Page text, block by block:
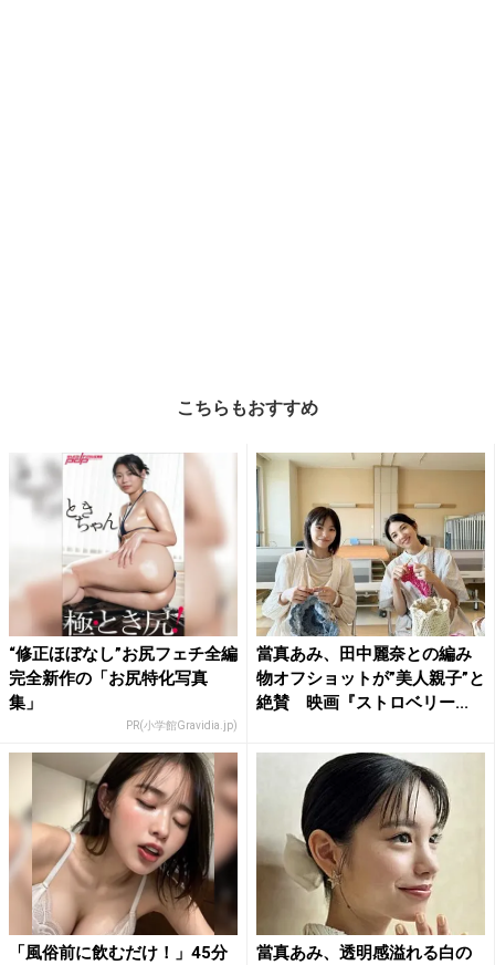
こちらもおすすめ
“修正ほぼなし”お尻フェチ全編
完全新作の「お尻特化写真
集」
PR(小学館Gravidia.jp)
當真あみ、田中麗奈との編み
物オフショットが”美人親子”と
絶賛 映画『ストロベリー...
「風俗前に飲むだけ！」45分
當真あみ、透明感溢れる白の